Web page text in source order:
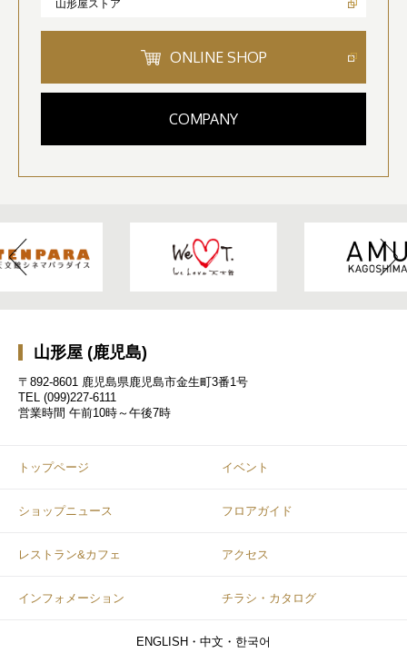
山形屋ストア
ONLINE SHOP
COMPANY
山形屋 (鹿児島)
〒892-8601 鹿児島県鹿児島市金生町3番1号
TEL (099)227-6111
営業時間 午前10時～午後7時
トップページ イベント
ショップニュース フロアガイド
レストラン&カフェ アクセス
インフォメーション チラシ・カタログ
ENGLISH・中文・한국어